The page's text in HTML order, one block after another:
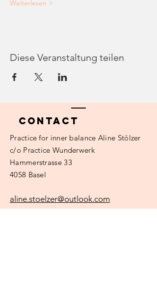
Weiterlesen >
Diese Veranstaltung teilen
Contact
Practice for inner balance Aline Stölzer
c/o Practice Wunderwerk
Hammerstrasse 33
4058 Basel
aline.stoelzer@outlook.com